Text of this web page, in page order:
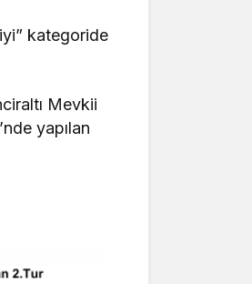
kategoride
Mevkii
yapılan